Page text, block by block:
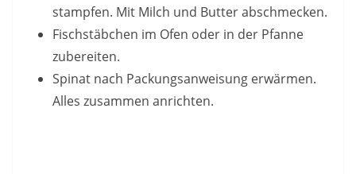
stampfen. Mit Milch und Butter abschmecken.
Fischstäbchen im Ofen oder in der Pfanne
zubereiten.
Spinat nach Packungsanweisung erwärmen.
Alles zusammen anrichten.